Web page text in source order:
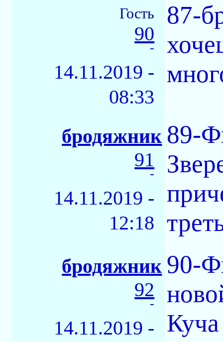
Гость
90
-
14.11.2019 -
08:33
87-
бродяжник
91
-
14.11.2019 -
12:18
89-
бродяжник
92
-
14.11.2019 -
90-